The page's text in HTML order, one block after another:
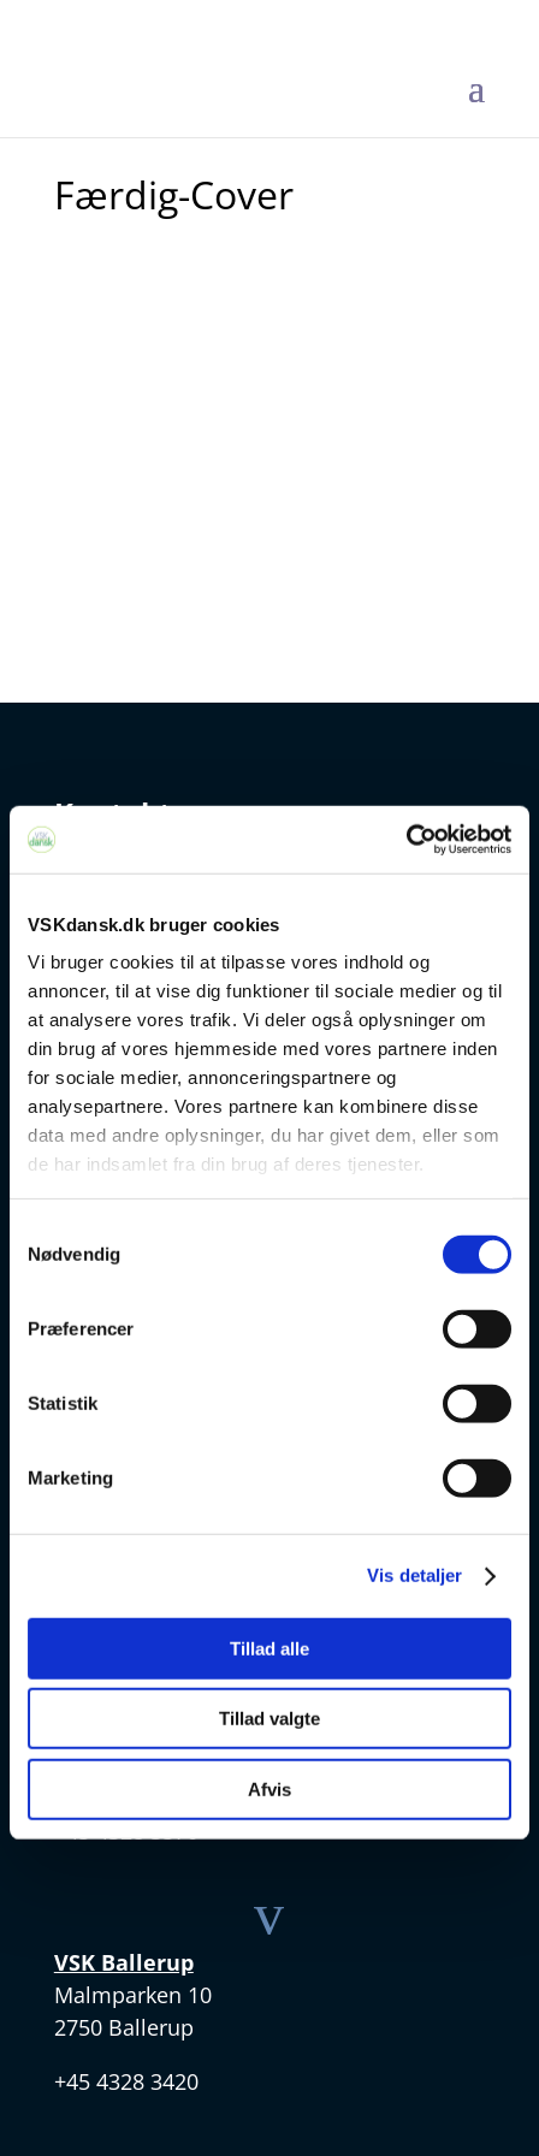
VSKdansk.dk bruger cookies
Vi bruger cookies til at tilpasse vores indhold og
annoncer, til at vise dig funktioner til sociale medier og til
at analysere vores trafik. Vi deler også oplysninger om
din brug af vores hjemmeside med vores partnere inden
for sociale medier, annonceringspartnere og
analysepartnere. Vores partnere kan kombinere disse
data med andre oplysninger, du har givet dem, eller som
de har indsamlet fra din brug af deres tjenester.
Nødvendig
Præferencer
Statistik
Marketing
Vis detaljer
Tillad alle
Tillad valgte
Afvis
Færdig-Cover
Kontakt
+45 4328 3500
sprogcenter@brondby.dk
VSK Corporate
Danskuddannelse
FVU
Særlige kurser
Prøver
Om os
VSK Glostrup
Skolevej 6
2600 Glostrup
v
Skøjtevej 27
+45 4328 3570
v
VSK Ballerup
Malmparken 10
2750 Ballerup
+45 4328 3420